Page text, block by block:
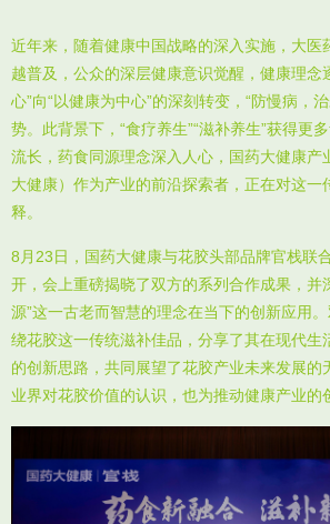
近年来，随着健康中国战略的深入实施，大医
越普及，公众的深层健康意识觉醒，健康理念
心”向“以健康为中心”的深刻转变，“防慢病，
势。此背景下，“食疗养生”“滋补养生”获得更
流长，药食同源理念深入人心，国药大健康产
大健康）作为产业的前沿探索者，正在对这一
释。
8月23日，国药大健康与花胶头部品牌官栈联
开，会上重磅揭晓了双方的系列合作成果，并
源”这一古老而智慧的理念在当下的创新应用
绕花胶这一传统滋补佳品，分享了其在现代生
的创新思路，共同展望了花胶产业未来发展的
业界对花胶价值的认识，也为推动健康产业的